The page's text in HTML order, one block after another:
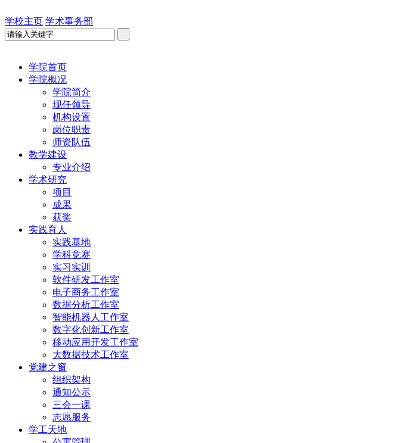
学校主页 学术事务部
学院首页
学院概况
学院简介
现任领导
机构设置
岗位职责
师资队伍
教学建设
专业介绍
学术研究
项目
成果
获奖
实践育人
实践基地
学科竞赛
实习实训
软件研发工作室
电子商务工作室
数据分析工作室
智能机器人工作室
数字化创新工作室
移动应用开发工作室
大数据技术工作室
党建之窗
组织架构
通知公示
三会一课
志愿服务
学工天地